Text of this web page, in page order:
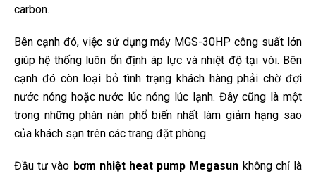
carbon.
Bên cạnh đó, việc sử dụng máy MGS-30HP công suất lớn
giúp hệ thống luôn ổn định áp lực và nhiệt độ tại vòi. Bên
cạnh đó còn loại bỏ tình trạng khách hàng phải chờ đợi
nước nóng hoặc nước lúc nóng lúc lạnh. Đây cũng là một
trong những phàn nàn phổ biến nhất làm giảm hạng sao
của khách sạn trên các trang đặt phòng.
Đầu tư vào bơm nhiệt heat pump Megasun không chỉ là